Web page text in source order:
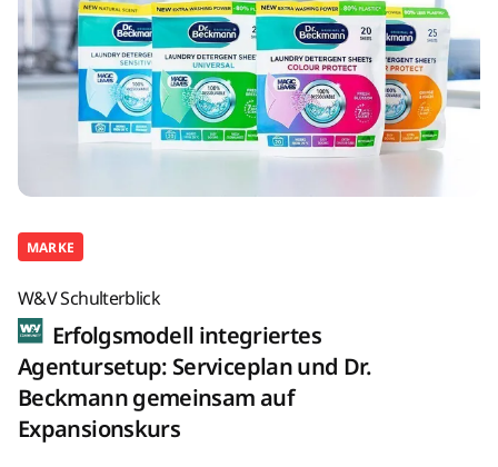
MARKE
W&V Schulterblick
Erfolgsmodell integriertes
Agentursetup: Serviceplan und Dr.
Beckmann gemeinsam auf
Expansionskurs